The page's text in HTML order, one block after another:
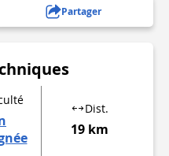
Partager
Dist.
19 km